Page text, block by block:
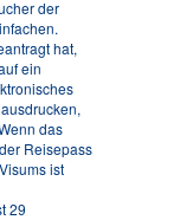
der
hat,
ein
das
Reisepass
ist
29